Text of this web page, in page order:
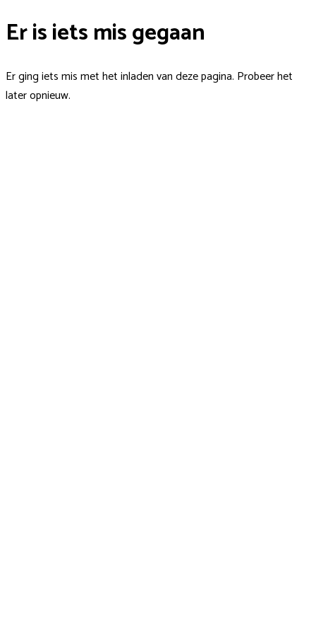
Er is iets mis gegaan
Er ging iets mis met het inladen van deze pagina. Probeer het
later opnieuw.